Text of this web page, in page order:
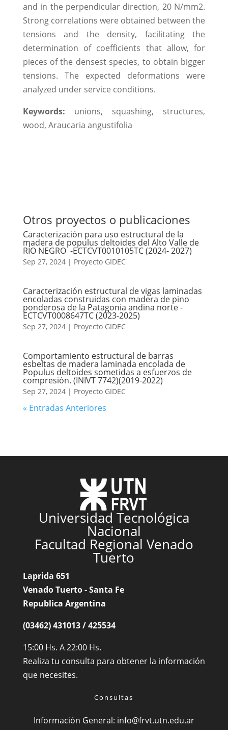
and in the perpendicular direction, 20 N/mm2.
Strong correlations were obtained between the
tensions and the density, facilitating the
determination of coefficients that allow, for
pieces of the densest species, to obtain bigger
tensions. The expected deformations were
analyzed under service conditions.
Keywords: unions, squashing, structures,
wood, Araucaria angustifolia
Otros proyectos o publicaciones
Caracterización para uso estructural de la
madera de populus deltoides del Alto Valle de
RÍO NEGRO -ECTCVT0010105TC (2024- 2027)
Sep 27, 2024| Proyecto GIDEC
Caracterización estructural de vigas laminadas
encoladas construidas con madera de pino
ponderosa de la Patagonia andina norte -
ECTCVT0008647TC (2023-2025)
Sep 27, 2024| Proyecto GIDEC
Comportamiento estructural de barras
esbeltas de madera laminada encolada de
Populus deltoides sometidas a esfuerzos de
compresión. (INIVT 7742)(2019-2022)
Sep 27, 2024| Proyecto GIDEC
« Entradas Anteriores
Universidad Tecnológica
Nacional
Facultad Regional Venado
Tuerto
Laprida 651
Venado Tuerto - Santa Fe
Republica Argentina
(03462) 431013 / 425534
15:00 Hs. A 22:00 Hs.
Realiza tu consulta para obtener la información
que necesites.
Consultas
Información General: info@frvt.utn.edu.ar